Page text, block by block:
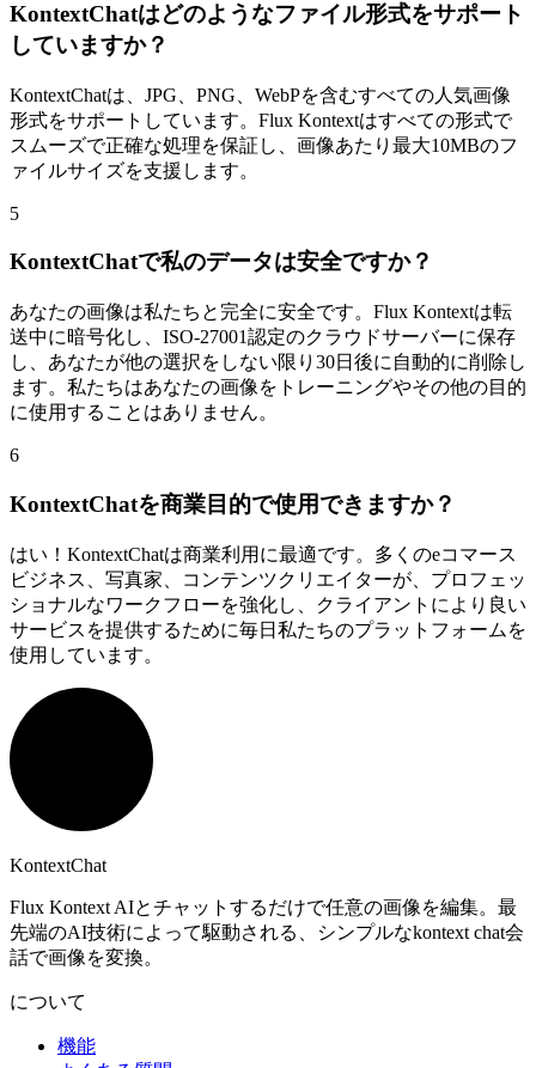
KontextChatはどのようなファイル形式をサポート
していますか？
KontextChatは、JPG、PNG、WebPを含むすべての人気画像
形式をサポートしています。Flux Kontextはすべての形式で
スムーズで正確な処理を保証し、画像あたり最大10MBのフ
ァイルサイズを支援します。
5
KontextChatで私のデータは安全ですか？
あなたの画像は私たちと完全に安全です。Flux Kontextは転
送中に暗号化し、ISO-27001認定のクラウドサーバーに保存
し、あなたが他の選択をしない限り30日後に自動的に削除し
ます。私たちはあなたの画像をトレーニングやその他の目的
に使用することはありません。
6
KontextChatを商業目的で使用できますか？
はい！KontextChatは商業利用に最適です。多くのeコマース
ビジネス、写真家、コンテンツクリエイターが、プロフェッ
ショナルなワークフローを強化し、クライアントにより良い
サービスを提供するために毎日私たちのプラットフォームを
使用しています。
KontextChat
Flux Kontext AIとチャットするだけで任意の画像を編集。最
先端のAI技術によって駆動される、シンプルなkontext chat会
話で画像を変換。
について
機能